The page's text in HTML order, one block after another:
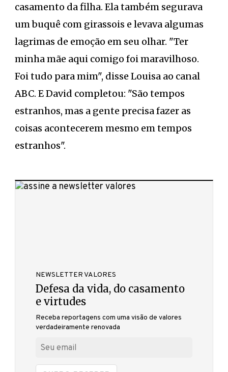
casamento da filha. Ela também segurava
um buquê com girassois e levava algumas
lagrimas de emoção em seu olhar. "Ter
minha mãe aqui comigo foi maravilhoso.
Foi tudo para mim", disse Louisa ao canal
ABC. E David completou: "São tempos
estranhos, mas a gente precisa fazer as
coisas acontecerem mesmo em tempos
estranhos".
NEWSLETTER VALORES
Defesa da vida, do casamento
e virtudes
Receba reportagens com uma visão de valores
verdadeiramente renovada